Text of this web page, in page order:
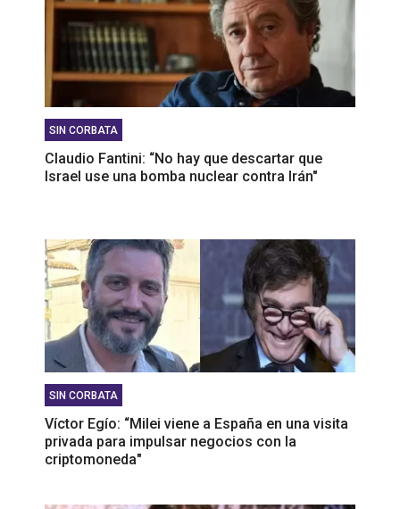
SIN CORBATA
Claudio Fantini: “No hay que descartar que
Israel use una bomba nuclear contra Irán"
SIN CORBATA
Víctor Egío: “Milei viene a España en una visita
privada para impulsar negocios con la
criptomoneda"